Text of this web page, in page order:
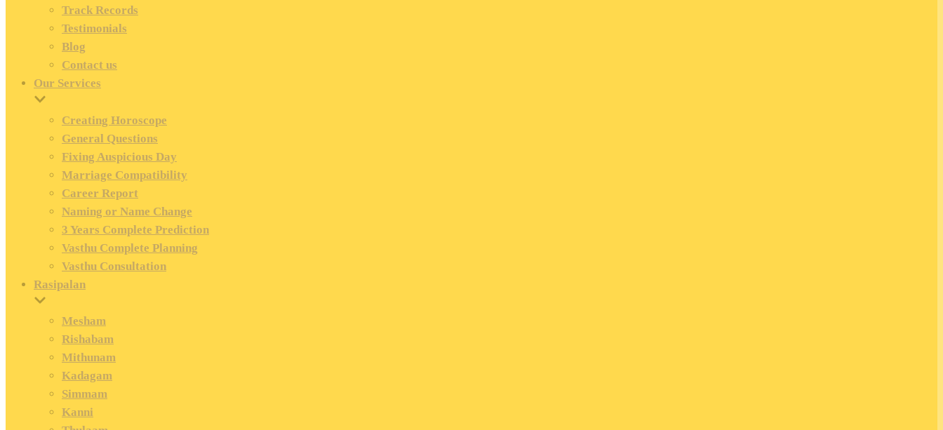
Track Records
Testimonials
Blog
Contact us
Our Services
Creating Horoscope
General Questions
Fixing Auspicious Day
Marriage Compatibility
Career Report
Naming or Name Change
3 Years Complete Prediction
Vasthu Complete Planning
Vasthu Consultation
Rasipalan
Mesham
Rishabam
Mithunam
Kadagam
Simmam
Kanni